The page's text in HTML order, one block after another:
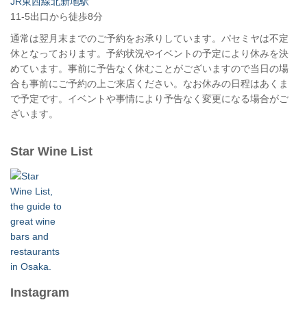
11-5出口から徒歩8分
通常は翌月末までのご予約をお承りしています。パセミヤは不定
休となっております。予約状況やイベントの予定により休みを決
めています。事前に予告なく休むことがございますので当日の場
合も事前にご予約の上ご来店ください。なお休みの日程はあくま
で予定です。イベントや事情により予告なく変更になる場合がご
ざいます。
Star Wine List
Instagram